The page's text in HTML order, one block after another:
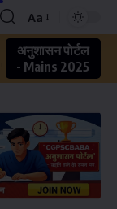
Aa
अनुशासन पोर्टल
- Mains 2025